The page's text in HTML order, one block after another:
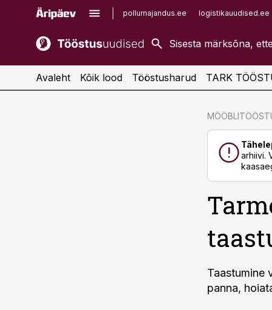
pollumajandus.ee logistikauudised.ee
kaubandus.ee
kinnisvarauudised.ee
imelineajalugu.ee
Avaleht Kõik lood Tööstusharud TARK
arhiivi.
Taastumine
panna,